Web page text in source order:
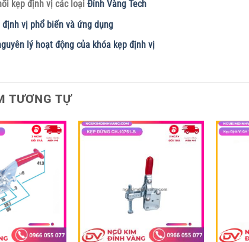
kẹp định vị các loại Đỉnh Vàng Tech
định vị phổ biến và ứng dụng
lý hoạt động của khóa kẹp định vị
TƯƠNG TỰ